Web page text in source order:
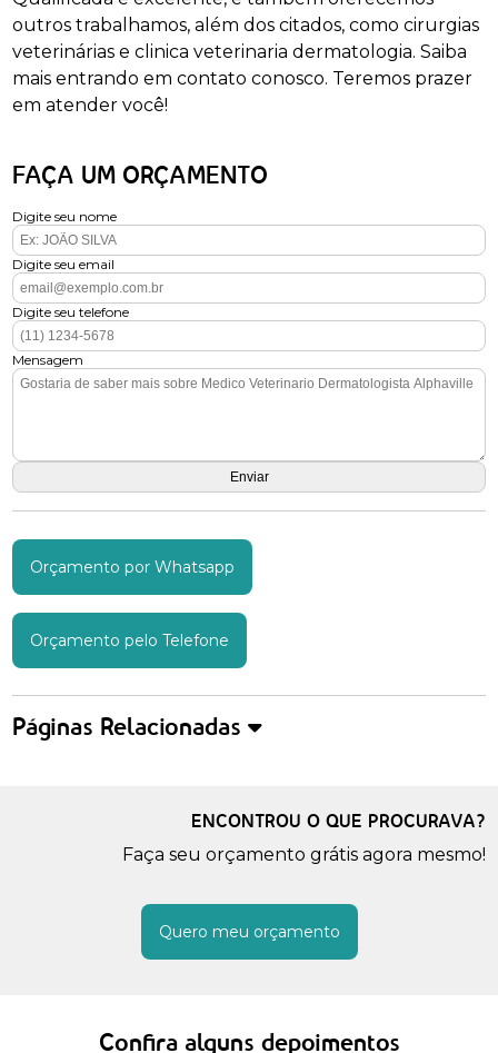
outros trabalhamos, além dos citados, como cirurgias
veterinárias e clinica veterinaria dermatologia. Saiba
mais entrando em contato conosco. Teremos prazer
em atender você!
FAÇA UM ORÇAMENTO
Digite seu nome
Digite seu email
Digite seu telefone
Mensagem
Orçamento por Whatsapp
Orçamento pelo Telefone
Páginas Relacionadas
ENCONTROU O QUE PROCURAVA?
Faça seu orçamento grátis agora mesmo!
Quero meu orçamento
Confira alguns depoimentos